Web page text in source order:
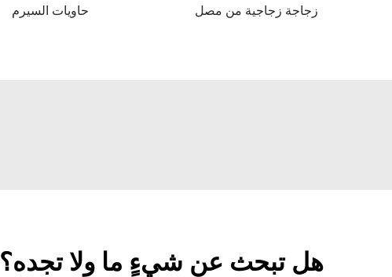
زجاجة زجاجية من مصل
حاويات السيرم
هل تبحث عن شيءٍ ما ولا تجده؟